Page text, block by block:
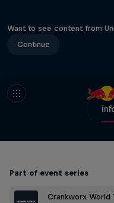
Want to see content from
Continue
Part of event series
Crankworx World